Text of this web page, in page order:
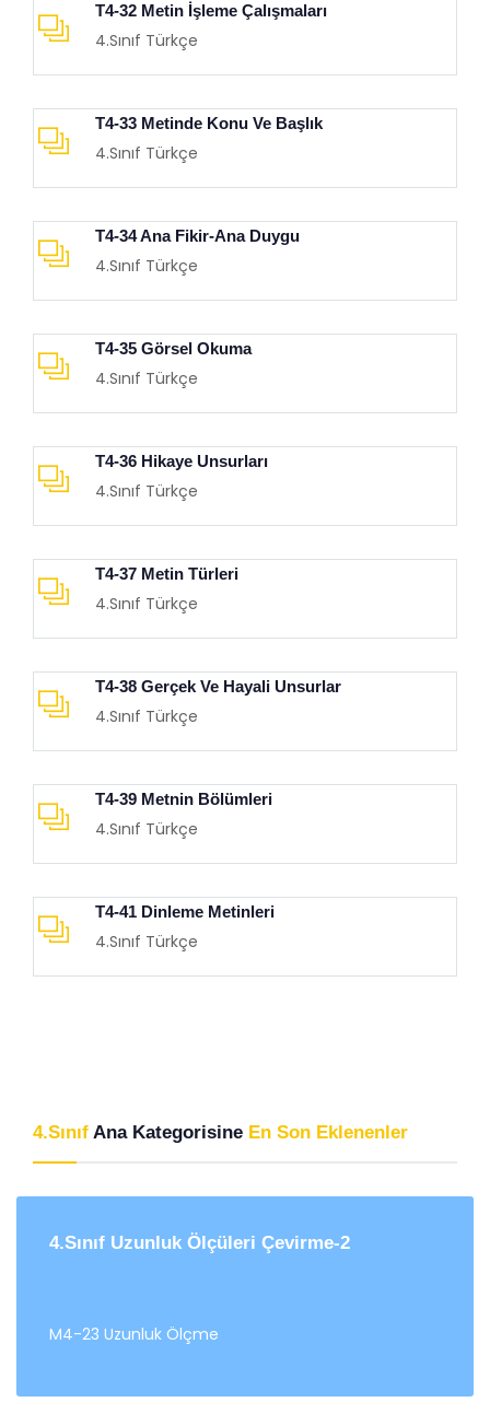
T4-32 Metin İşleme Çalışmaları
4.Sınıf Türkçe
T4-33 Metinde Konu Ve Başlık
4.Sınıf Türkçe
T4-34 Ana Fikir-Ana Duygu
4.Sınıf Türkçe
T4-35 Görsel Okuma
4.Sınıf Türkçe
T4-36 Hikaye Unsurları
4.Sınıf Türkçe
T4-37 Metin Türleri
4.Sınıf Türkçe
T4-38 Gerçek Ve Hayali Unsurlar
4.Sınıf Türkçe
T4-39 Metnin Bölümleri
4.Sınıf Türkçe
T4-41 Dinleme Metinleri
4.Sınıf Türkçe
4.Sınıf Ana Kategorisine En Son Eklenenler
4.Sınıf Uzunluk Ölçüleri Çevirme-2
M4-23 Uzunluk Ölçme